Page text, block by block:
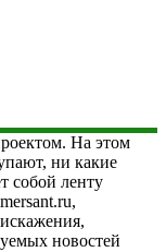
На этом
ни какие
собой ленту
новостей